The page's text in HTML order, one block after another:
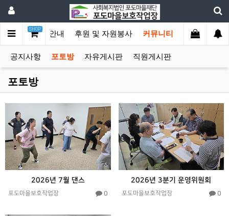
SHOP
생산품 사업안내 후원 및 자원봉사 커뮤니티
공지사항 포토방 자유게시판 직원게시판
포토방
2026년 7월 댄스
포도마을보호작업장 0
2026년 3분기 운영위원회
포도마을보호작업장 0